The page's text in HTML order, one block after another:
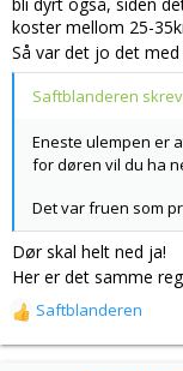
koster mellom 25-
Så var det jo det
Saftblanderen
Eneste ulempen er
for døren vil du ha
Det var fruen som
Dør skal helt ned ja!
Her er det samme
R
e
Saftblanderen